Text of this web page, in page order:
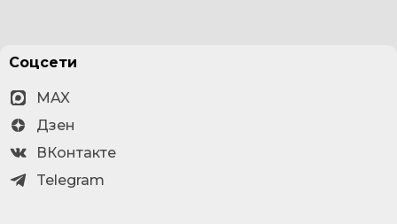
Соцсети
MAX
Дзен
ВКонтакте
Telegram